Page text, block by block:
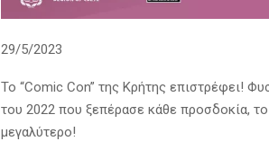
29/5/2023
Το “Comic Con” της Κρήτης επιστρέφει!
του 2022 που ξεπέρασε κάθε προσδοκία,
μεγαλύτερο!